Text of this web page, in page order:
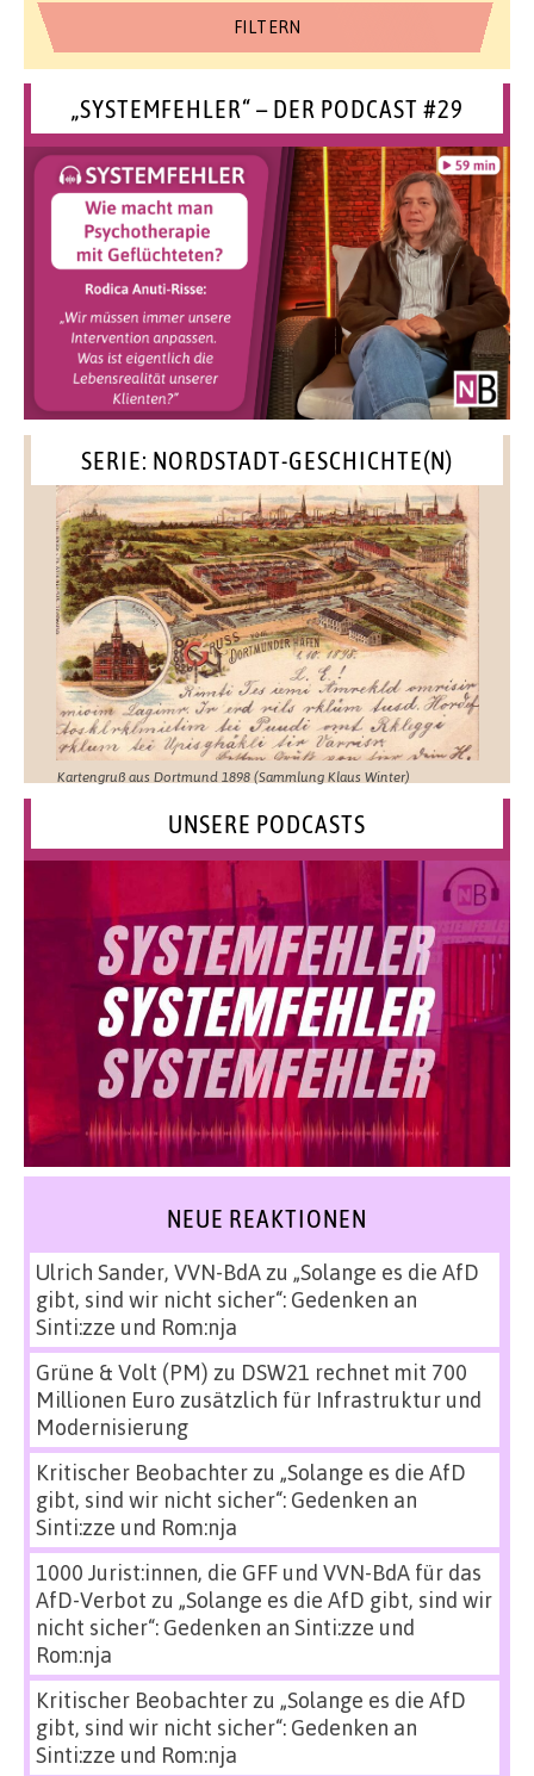
„SYSTEMFEHLER“ – DER PODCAST #29
SERIE: NORDSTADT-GESCHICHTE(N)
Kartengruß aus Dortmund 1898 (Sammlung Klaus Winter)
UNSERE PODCASTS
NEUE REAKTIONEN
Ulrich Sander, VVN-BdAzu „Solange es die AfD
gibt, sind wir nicht sicher“: Gedenken an
Sinti:zze und Rom:nja
Grüne & Volt (PM) zu DSW21 rechnet mit 700
Millionen Euro zusätzlich für Infrastruktur und
Modernisierung
Kritischer Beobachterzu „Solange es die AfD
gibt, sind wir nicht sicher“: Gedenken an
Sinti:zze und Rom:nja
1000 Jurist:innen, die GFF und VVN-BdA für das
AfD-Verbot zu „Solange es die AfD gibt, sind wir
nicht sicher“: Gedenken an Sinti:zze und
Rom:nja
Kritischer Beobachterzu „Solange es die AfD
gibt, sind wir nicht sicher“: Gedenken an
Sinti:zze und Rom:nja